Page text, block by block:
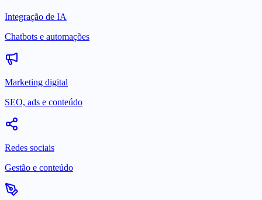
Integração de IA
Chatbots e automações
Marketing digital
SEO, ads e conteúdo
Redes sociais
Gestão e conteúdo